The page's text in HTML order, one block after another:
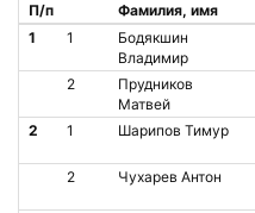
П/п Фамилия, имя
1
1
Бодякшин
Владимир
2
Прудников
Матвей
2 1 Шарипов Тимур
2 Чухарев Антон